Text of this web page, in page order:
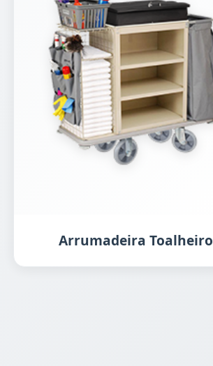
Arrumadeira Toalheiro